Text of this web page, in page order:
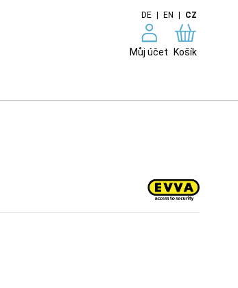
DE EN CZ
Můj účet Košík